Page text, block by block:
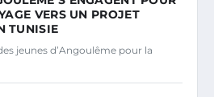
VERS UN PROJET
TUNISIE
jeunes d’Angoulême pour la